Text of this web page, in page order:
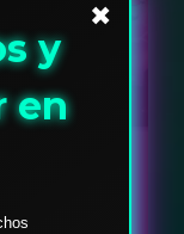
✖
y
en